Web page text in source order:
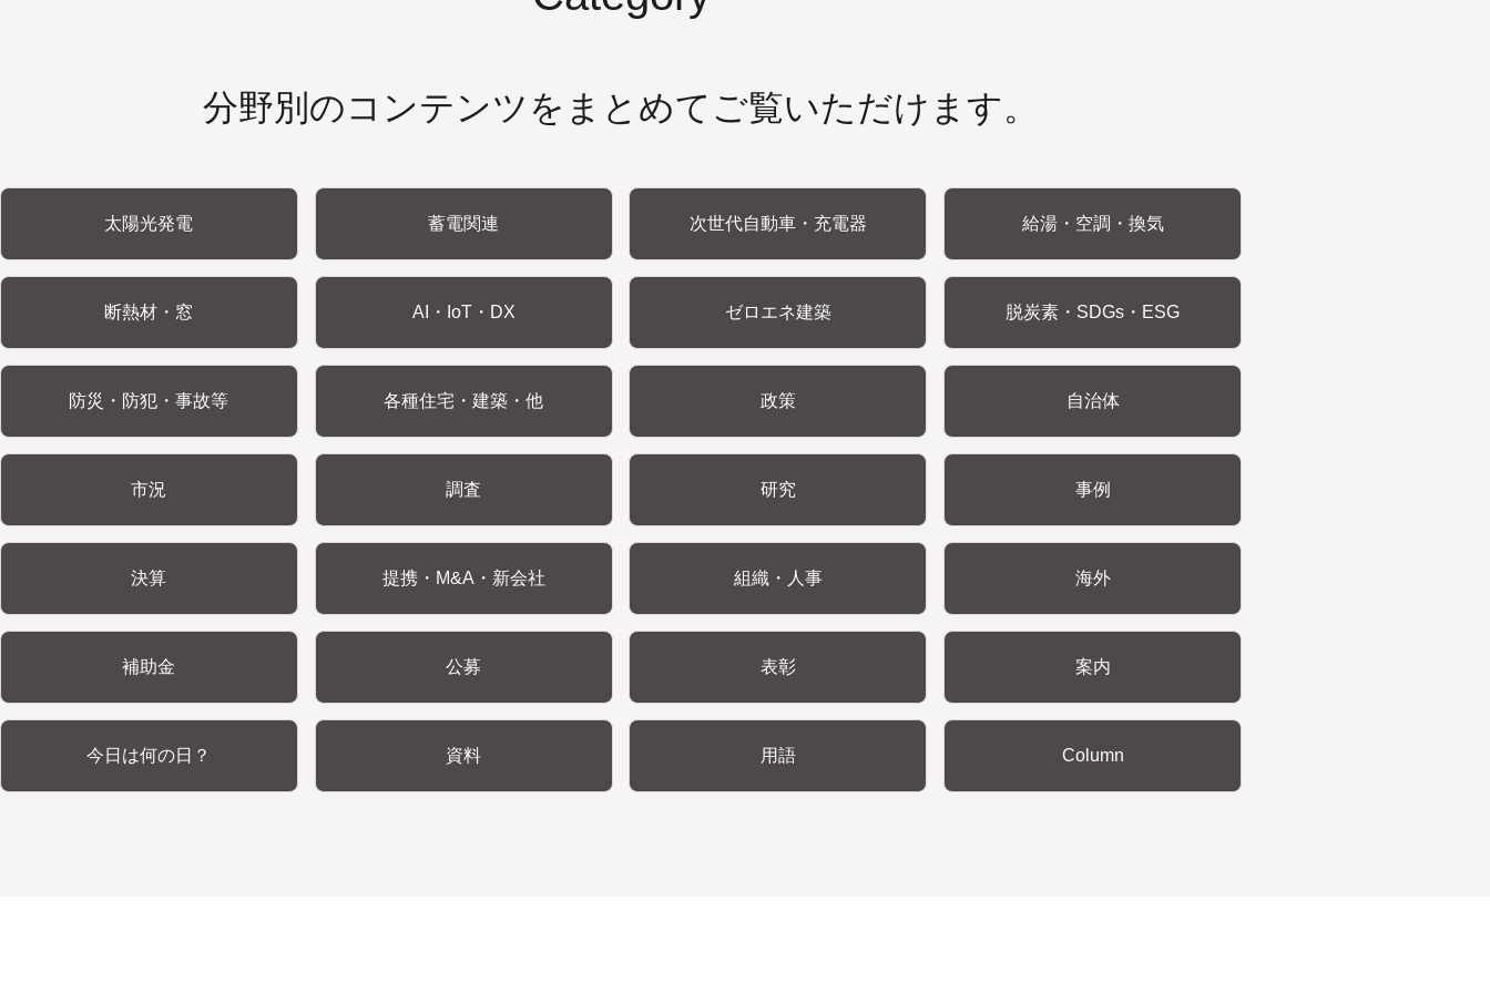
分野別のコンテンツをまとめてご覧いただけます。
太陽光発電 蓄電関連 次世代自動車・充電器 給湯・空調・換気
断熱材・窓 AI・IoT・DX ゼロエネ建築 脱炭素・SDGs・ESG
防災・防犯・事故等 各種住宅・建築・他 政策 自治体
市況 調査 研究 事例
決算 提携・M&A・新会社 組織・人事 海外
補助金 公募 表彰 案内
今日は何の日？ 資料 用語 Column